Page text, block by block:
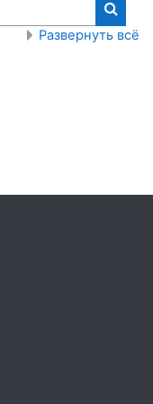
Поиск
Развернуть всё